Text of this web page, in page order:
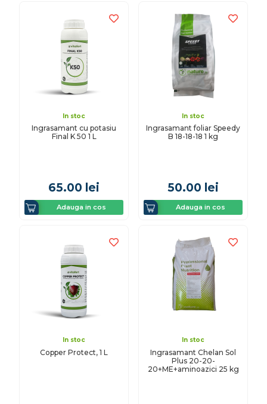
In stoc
Ingrasamant cu potasiu
Final K 50 1 L
65.00 lei
Adauga in cos
In stoc
Ingrasamant foliar Speedy
B 18-18-18 1 kg
50.00 lei
Adauga in cos
In stoc
Copper Protect, 1 L
In stoc
Ingrasamant Chelan Sol
Plus 20-20-
20+ME+aminoazici 25 kg